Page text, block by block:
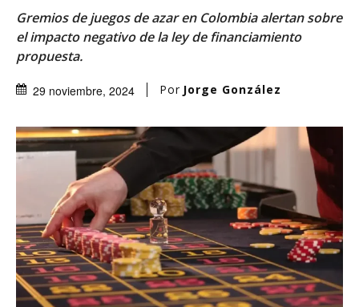
Gremios de juegos de azar en Colombia alertan sobre
el impacto negativo de la ley de financiamiento
propuesta.
29 noviembre, 2024 Por Jorge González